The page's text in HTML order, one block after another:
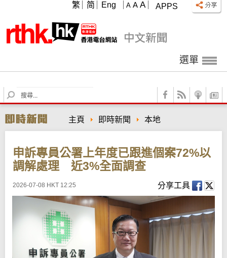
APPS
A A A
繁 简 Eng
選單
S
e
r
c
主頁 即時新聞 本地
申訴專員公署上年度已跟進個案72%以
調解處理 近3%全面調查
2026-07-08 HKT 12:25 分享工具